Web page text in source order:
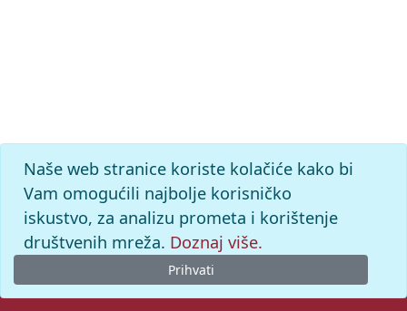
Naše web stranice koriste kolačiće kako bi
Vam omogućili najbolje korisničko
iskustvo, za analizu prometa i korištenje
društvenih mreža. Doznaj više.
Prihvati
© 2026. -Leksikografski zavodMiroslav Krleža